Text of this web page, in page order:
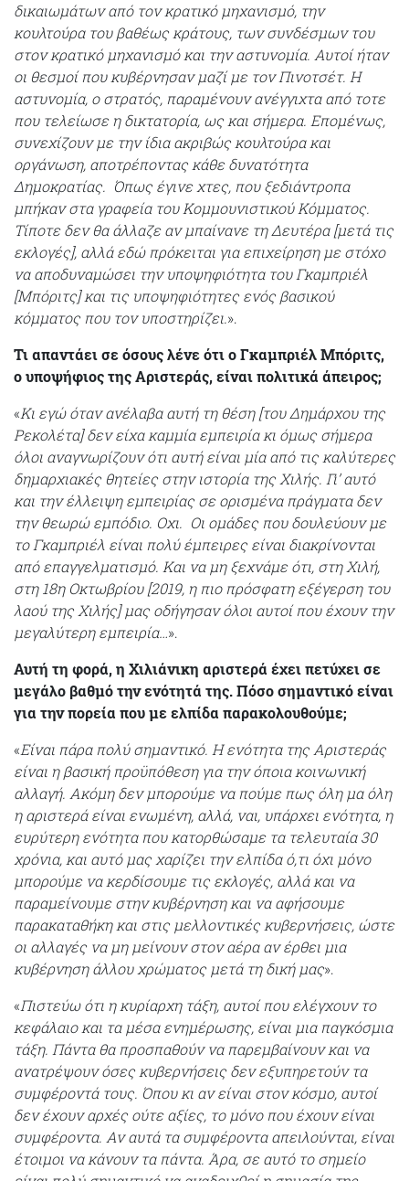
δικαιωμάτων από τον κρατικό μηχανισμό, την
κουλτούρα του βαθέως κράτους, των συνδέσμων του
στον κρατικό μηχανισμό και την αστυνομία. Αυτοί ήταν
οι θεσμοί που κυβέρνησαν μαζί με τον Πινοτσέτ. Η
αστυνομία, ο στρατός, παραμένουν ανέγγιχτα από τοτε
που τελείωσε η δικτατορία, ως και σήμερα. Επομένως,
συνεχίζουν με την ίδια ακριβώς κουλτούρα και
οργάνωση, αποτρέποντας κάθε δυνατότητα
Δημοκρατίας. Όπως έγινε χτες, που ξεδιάντροπα
μπήκαν στα γραφεία του Κομμουνιστικού Κόμματος.
Τίποτε δεν θα άλλαζε αν μπαίνανε τη Δευτέρα [μετά τις
εκλογές], αλλά εδώ πρόκειται για επιχείρηση με στόχο
να αποδυναμώσει την υποψηφιότητα του Γκαμπριέλ
[Μπόριτς] και τις υποψηφιότητες ενός βασικού
κόμματος που τον υποστηρίζει.».
Τι απαντάει σε όσους λένε ότι ο Γκαμπριέλ Μπόριτς,
ο υποψήφιος της Αριστεράς, είναι πολιτικά άπειρος;
«Κι εγώ όταν ανέλαβα αυτή τη θέση [του Δημάρχου της
Ρεκολέτα] δεν είχα καμμία εμπειρία κι όμως σήμερα
όλοι αναγνωρίζουν ότι αυτή είναι μία από τις καλύτερες
δημαρχιακές θητείες στην ιστορία της Χιλής. Γι’ αυτό
και την έλλειψη εμπειρίας σε ορισμένα πράγματα δεν
την θεωρώ εμπόδιο. Οχι. Οι ομάδες που δουλεύουν με
το Γκαμπριέλ είναι πολύ έμπειρες είναι διακρίνονται
από επαγγελματισμό. Και να μη ξεχνάμε ότι, στη Χιλή,
στη 18η Οκτωβρίου [2019, η πιο πρόσφατη εξέγερση του
λαού της Χιλής] μας οδήγησαν όλοι αυτοί που έχουν την
μεγαλύτερη εμπειρία…».
Αυτή τη φορά, η Χιλιάνικη αριστερά έχει πετύχει σε
μεγάλο βαθμό την ενότητά της. Πόσο σημαντικό είναι
για την πορεία που με ελπίδα παρακολουθούμε;
«Είναι πάρα πολύ σημαντικό. Η ενότητα της Αριστεράς
είναι η βασική προϋπόθεση για την όποια κοινωνική
αλλαγή. Ακόμη δεν μπορούμε να πούμε πως όλη μα όλη
η αριστερά είναι ενωμένη, αλλά, ναι, υπάρχει ενότητα, η
ευρύτερη ενότητα που κατορθώσαμε τα τελευταία 30
χρόνια, και αυτό μας χαρίζει την ελπίδα ό,τι όχι μόνο
μπορούμε να κερδίσουμε τις εκλογές, αλλά και να
παραμείνουμε στην κυβέρνηση και να αφήσουμε
παρακαταθήκη και στις μελλοντικές κυβερνήσεις, ώστε
οι αλλαγές να μη μείνουν στον αέρα αν έρθει μια
κυβέρνηση άλλου χρώματος μετά τη δική μας».
«Πιστεύω ότι η κυρίαρχη τάξη, αυτοί που ελέγχουν το
κεφάλαιο και τα μέσα ενημέρωσης, είναι μια παγκόσμια
τάξη. Πάντα θα προσπαθούν να παρεμβαίνουν και να
ανατρέψουν όσες κυβερνήσεις δεν εξυπηρετούν τα
συμφέροντά τους. Όπου κι αν είναι στον κόσμο, αυτοί
δεν έχουν αρχές ούτε αξίες, το μόνο που έχουν είναι
συμφέροντα. Αν αυτά τα συμφέροντα απειλούνται, είναι
έτοιμοι να κάνουν τα πάντα. Άρα, σε αυτό το σημείο